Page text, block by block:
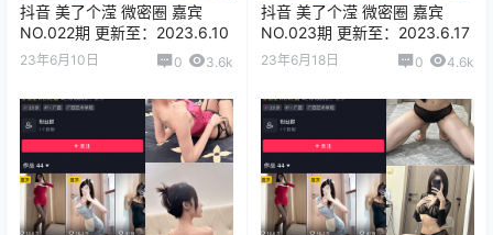
抖音 美了个滢 微密圈 嘉宾
NO.022期 更新至：2023.6.10
23年6月10日 0 3.6k
抖音 美了个滢 微密圈 嘉宾
NO.023期 更新至：2023.6.17
23年6月18日 0 4.6k